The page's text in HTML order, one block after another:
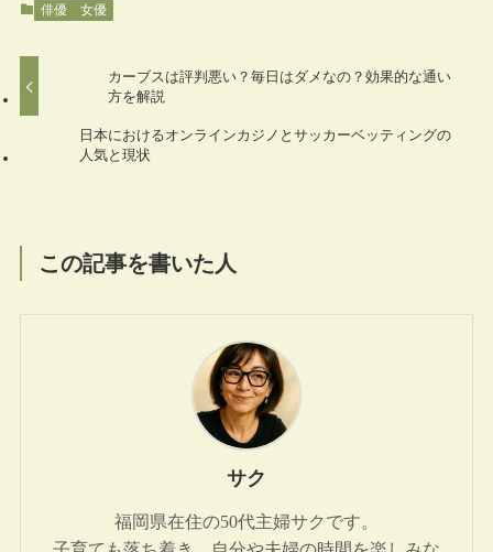
俳優 女優
カーブスは評判悪い？毎日はダメなの？効果的な通い
方を解説
日本におけるオンラインカジノとサッカーベッティングの
人気と現状
この記事を書いた人
サク
福岡県在住の50代主婦サクです。